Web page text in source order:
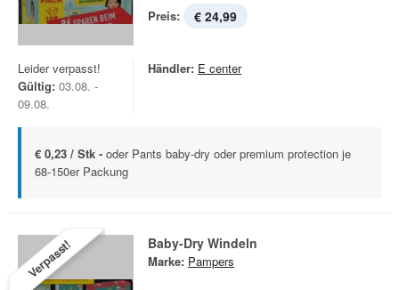
Preis: € 24,99
Leider verpasst!
Gültig: 03.08. -
09.08.
Händler: E center
€ 0,23 / Stk - oder Pants baby-dry oder premium protection je
68-150er Packung
Verpasst! Baby-Dry Windeln
Marke: Pampers